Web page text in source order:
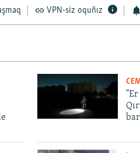
VPN-siz oquñız
"Er